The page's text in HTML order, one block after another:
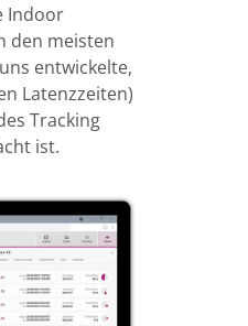
Indoor
den meisten
entwickelte,
Latenzzeiten)
Tracking
ist.